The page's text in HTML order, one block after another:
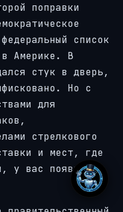
поправки
список
в Америке. В
стук в дверь,
Но с
для
стрелкового
и мест, где
у вас появится